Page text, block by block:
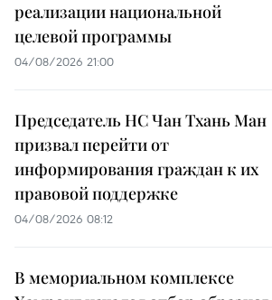
реализации национальной
целевой программы
04/08/2026 21:00
Председатель НС Чан Тхань Ман
призвал перейти от
информирования граждан к их
правовой поддержке
04/08/2026 08:12
В мемориальном комплексе